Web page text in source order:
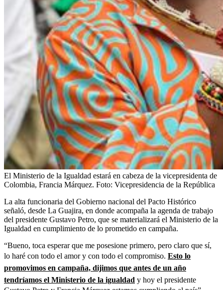
El Ministerio de la Igualdad estará en cabeza de la vicepresidenta de
Colombia, Francia Márquez. Foto: Vicepresidencia de la República
La alta funcionaria del Gobierno nacional del Pacto Histórico
señaló, desde La Guajira, en donde acompaña la agenda de trabajo
del presidente Gustavo Petro, que se materializará el Ministerio de la
Igualdad en cumplimiento de lo prometido en campaña.
“Bueno, toca esperar que me posesione primero, pero claro que sí,
lo haré con todo el amor y con todo el compromiso. Esto lo
promovimos en campaña, dijimos que antes de un año
tendríamos el Ministerio de la igualdad y hoy el presidente